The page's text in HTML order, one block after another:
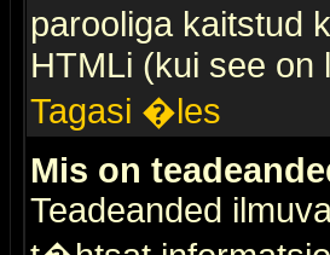
parooliga kaitstud
HTMLi (kui see on
Tagasi �les
Mis on
Teadeanded